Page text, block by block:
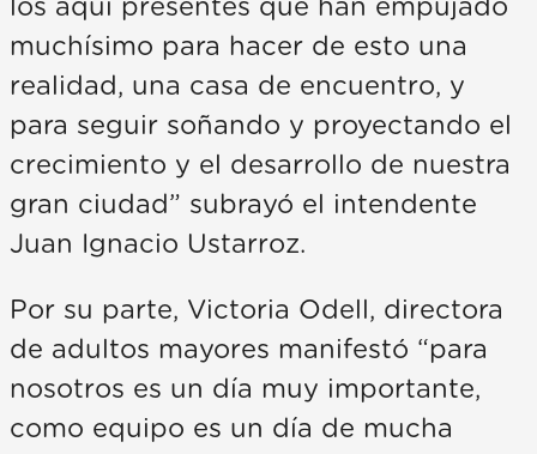
los aquí presentes que han empujado
muchísimo para hacer de esto una
realidad, una casa de encuentro, y
para seguir soñando y proyectando el
crecimiento y el desarrollo de nuestra
gran ciudad” subrayó el intendente
Juan Ignacio Ustarroz.
Por su parte, Victoria Odell, directora
de adultos mayores manifestó “para
nosotros es un día muy importante,
como equipo es un día de mucha